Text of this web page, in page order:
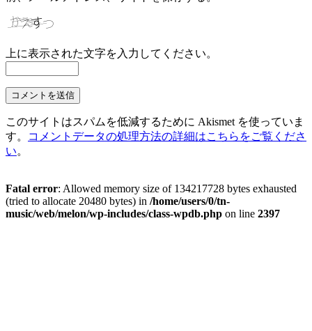
上に表示された文字を入力してください。
このサイトはスパムを低減するために Akismet を使っていま
す。
コメントデータの処理方法の詳細はこちらをご覧くださ
い。
Fatal error: Allowed memory size of 134217728 bytes exhausted
(tried to allocate 20480 bytes) in /home/users/0/tn-
music/web/melon/wp-includes/class-wpdb.php on line 2397